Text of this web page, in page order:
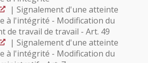
| Signalement d'une atteinte
à l'intégrité - Modification du
de travail de travail - Art. 49
| Signalement d'une atteinte
à l'intégrité - Modification du